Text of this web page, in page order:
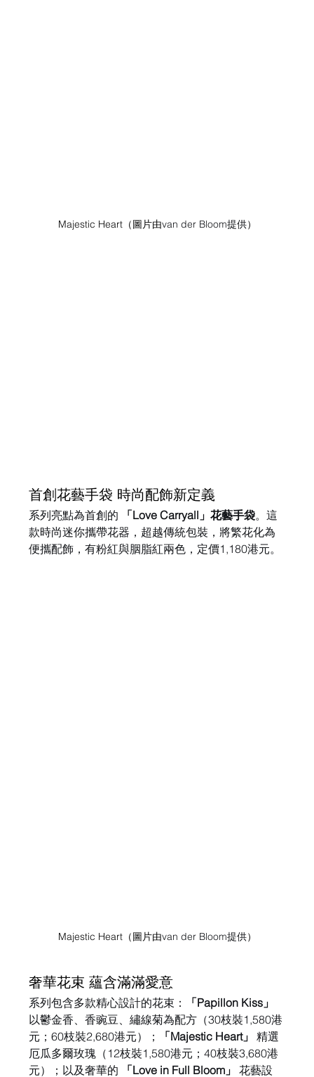
Majestic Heart（圖片由van der Bloom提供）
首創花藝手袋 時尚配飾新定義
系列亮點為首創的 「Love Carryall」花藝手袋。這
款時尚迷你攜帶花器，超越傳統包裝，將繁花化為
便攜配飾，有粉紅與胭脂紅兩色，定價1,180港元。
Majestic Heart（圖片由van der Bloom提供）
奢華花束 蘊含滿滿愛意
系列包含多款精心設計的花束：
「Papillon Kiss」
以鬱金香、香豌豆、繡線菊為配方（30枝裝1,580港
元；60枝裝2,680港元）；
「Majestic Heart」 精選
厄瓜多爾玫瑰（12枝裝1,580港元；40枝裝3,680港
元）；以及奢華的
「Love in Full Bloom」 花藝設